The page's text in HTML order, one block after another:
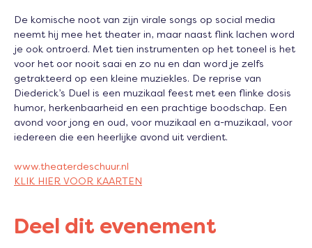
De komische noot van zijn virale songs op social media
neemt hij mee het theater in, maar naast flink lachen word
je ook ontroerd. Met tien instrumenten op het toneel is het
voor het oor nooit saai en zo nu en dan word je zelfs
getrakteerd op een kleine muziekles. De reprise van
Diederick’s Duel is een muzikaal feest met een flinke dosis
humor, herkenbaarheid en een prachtige boodschap. Een
avond voor jong en oud, voor muzikaal en a-muzikaal, voor
iedereen die een heerlijke avond uit verdient.
www.theaterdeschuur.nl
KLIK HIER VOOR KAARTEN
Deel dit evenement